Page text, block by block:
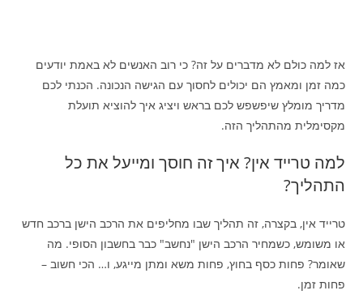
אז למה כולם לא מדברים על זה? כי רוב האנשים לא באמת יודעים
כמה זמן ומאמץ הם יכולים לחסוך עם הגישה הנכונה. הכנתי לכם
מדריך מומלץ שיפשפש לכם בראש ויציג איך להוציא תועלת
מקסימלית מהתהליך הזה.
למה טרייד אין? איך זה חוסך ומייעל את כל
התהליך?
טרייד אין, בקצרה, זה תהליך שבו מחליפים את הרכב הישן ברכב חדש
או משומש, כשמחיר הרכב הישן "נחשב" כבר בחשבון הסופי. מה
שאומר? פחות כסף בחוץ, פחות משא ומתן מייגע, ו… הכי חשוב –
פחות זמן.